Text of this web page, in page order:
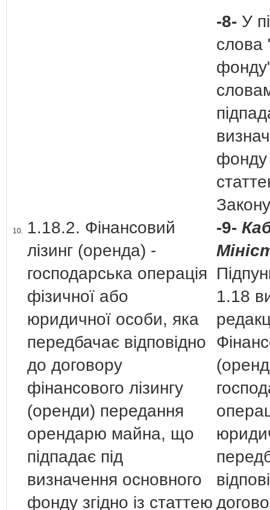
-8- У
слова
фонду
10.
1.18.2. Фінансовий
лізинг (оренда) -
господарська операція
фізичної або
юридичної особи, яка
передбачає відповідно
до договору
фінансового лізингу
(оренди) передання
орендарю майна, що
підпадає під
визначення основного
фонду згідно із статтею
-9-
1.18